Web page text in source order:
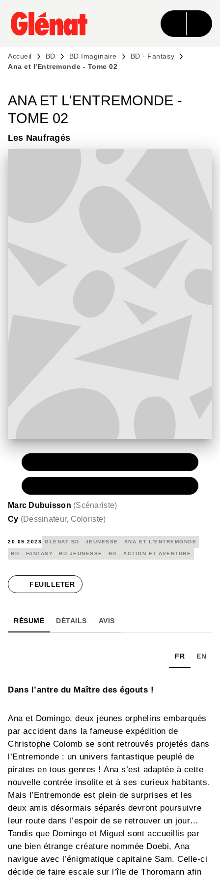
MENU RECHERCHE CONTENU
PIED DE PAGE
Accueil BD BD Imaginaire
BD - Fantasy
Ana et l'Entremonde - Tome 02
ANA ET L'ENTREMONDE -
TOME 02
Les Naufragés
Marc Dubuisson (Scénariste)
Cy (Dessinateur, Coloriste)
20.09.2023 GLÉNAT BD JEUNESSE ANA ET L'ENTREMONDE
BD - FANTASY BD JEUNESSE BD - ACTION ET AVENTURE
FEUILLETER
RÉSUMÉ DÉTAILS AVIS
FR EN
Dans l’antre du Maître des égouts !
Ana et Domingo, deux jeunes orphelins embarqués
par accident dans la fameuse expédition de
Christophe Colomb se sont retrouvés projetés dans
l’Entremonde : un univers fantastique peuplé de
pirates en tous genres ! Ana s’est adaptée à cette
nouvelle contrée insolite et à ses curieux habitants.
Mais l’Entremonde est plein de surprises et les
deux amis désormais séparés devront poursuivre
leur route dans l’espoir de se retrouver un jour…
Tandis que Domingo et Miguel sont accueillis par
une bien étrange créature nommée Doebi, Ana
navigue avec l’énigmatique capitaine Sam. Celle-ci
décide de faire escale sur l’île de Thoromann afin